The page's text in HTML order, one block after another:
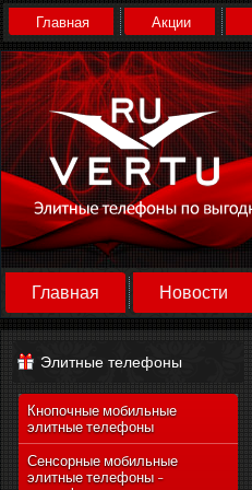
Главная Акции
Главная Новости
Элитные телефоны
Кнопочные мобильные
элитные телефоны
Сенсорные мобильные
элитные телефоны -